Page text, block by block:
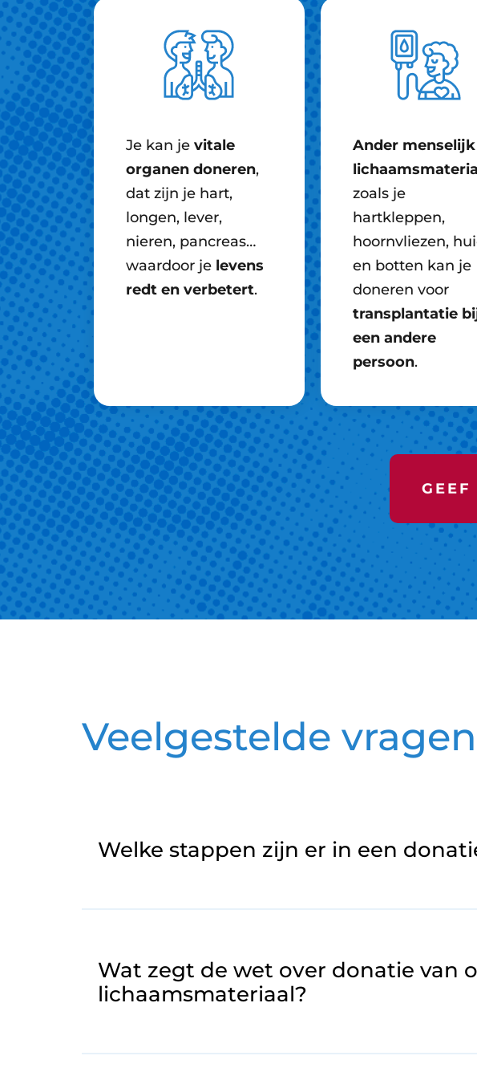
Je kan je vitale
organen doneren,
dat zijn je hart,
longen, lever,
nieren, pancreas…
waardoor je levens
redt en verbetert.
Ander menselijk
zoals je
hartkleppen,
hoornvliezen,
en botten kan je
doneren voor
transplantatie
een andere
persoon.
GEEF
Veelgestelde vragen
Welke stappen zijn er in een
Wat zegt de wet over donatie van
lichaamsmateriaal?